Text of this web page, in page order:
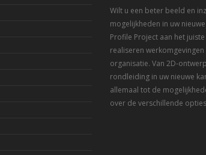
Wilt u een beter beeld en
mogelijkheden in uw
Profile Project aan het
realiseren
organisatie. Van 2D-
rondleiding in uw nieuwe
allemaal tot de
over de verschillende